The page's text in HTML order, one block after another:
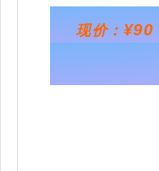
现价： ¥90